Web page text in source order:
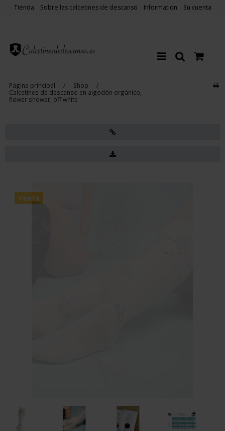
Tienda Sobre las calcetines de descanso Information Su cuenta
Página principal / Shop
/
Calcetines de descanso en algodón orgánico,
flower shower, off white
Venta